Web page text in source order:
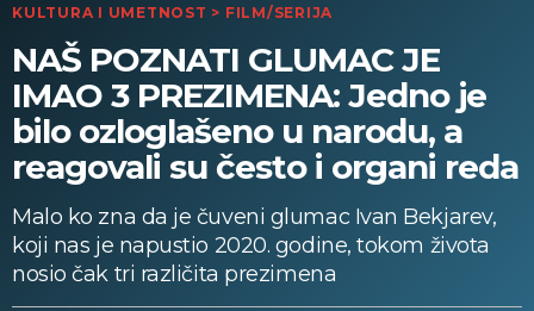
KULTURA I UMETNOST > FILM/SERIJA
NAŠ POZNATI GLUMAC JE
IMAO 3 PREZIMENA: Jedno je
bilo ozloglašeno u narodu, a
reagovali su često i organi reda
Malo ko zna da je čuveni glumac Ivan Bekjarev,
koji nas je napustio 2020. godine, tokom života
nosio čak tri različita prezimena